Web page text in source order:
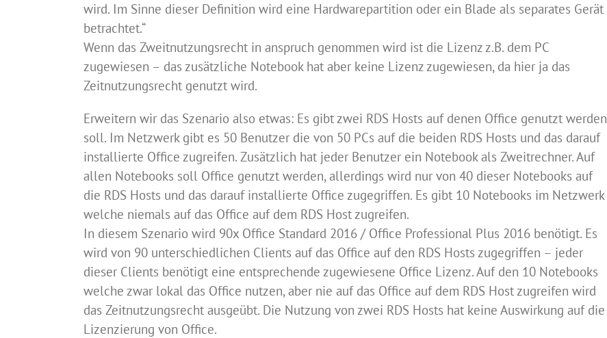
wird. Im Sinne dieser Definition wird eine Hardwarepartition oder ein Blade als separates Gerät
betrachtet.“
Wenn das Zweitnutzungsrecht in anspruch genommen wird ist die Lizenz z.B. dem PC
zugewiesen – das zusätzliche Notebook hat aber keine Lizenz zugewiesen, da hier ja das
Zeitnutzungsrecht genutzt wird.
Erweitern wir das Szenario also etwas: Es gibt zwei RDS Hosts auf denen Office genutzt werden
soll. Im Netzwerk gibt es 50 Benutzer die von 50 PCs auf die beiden RDS Hosts und das darauf
installierte Office zugreifen. Zusätzlich hat jeder Benutzer ein Notebook als Zweitrechner. Auf
allen Notebooks soll Office genutzt werden, allerdings wird nur von 40 dieser Notebooks auf
die RDS Hosts und das darauf installierte Office zugegriffen. Es gibt 10 Notebooks im Netzwerk
welche niemals auf das Office auf dem RDS Host zugreifen.
In diesem Szenario wird 90x Office Standard 2016 / Office Professional Plus 2016 benötigt. Es
wird von 90 unterschiedlichen Clients auf das Office auf den RDS Hosts zugegriffen – jeder
dieser Clients benötigt eine entsprechende zugewiesene Office Lizenz. Auf den 10 Notebooks
welche zwar lokal das Office nutzen, aber nie auf das Office auf dem RDS Host zugreifen wird
das Zeitnutzungsrecht ausgeübt. Die Nutzung von zwei RDS Hosts hat keine Auswirkung auf die
Lizenzierung von Office.